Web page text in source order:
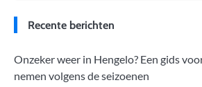
Recente berichten
Onzeker weer in Hengelo? Een gids
nemen volgens de seizoenen